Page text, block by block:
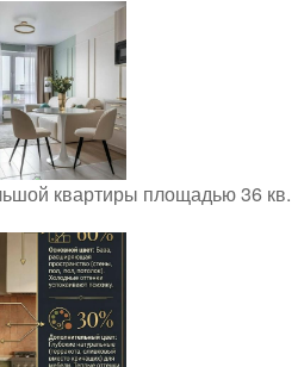
квартиры площадью 36 кв.